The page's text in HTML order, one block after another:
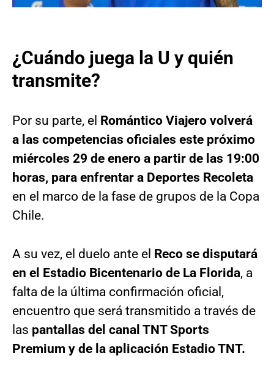
¿Cuándo juega la U y quién
transmite?
Por su parte, el Romántico Viajero volverá
a las competencias oficiales este próximo
miércoles 29 de enero a partir de las 19:00
horas, para enfrentar a Deportes Recoleta
en el marco de la fase de grupos de la Copa
Chile.
A su vez, el duelo ante el Reco se disputará
en el Estadio Bicentenario de La Florida, a
falta de la última confirmación oficial,
encuentro que será transmitido a través de
las pantallas del canal TNT Sports
Premium y de la aplicación Estadio TNT.